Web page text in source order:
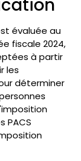
évaluée au
fiscale 2024,
à partir
les
déterminer
PACS